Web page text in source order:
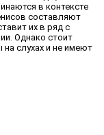
в контексте
составляют
их в ряд с
Однако стоит
на слухах и не имеют